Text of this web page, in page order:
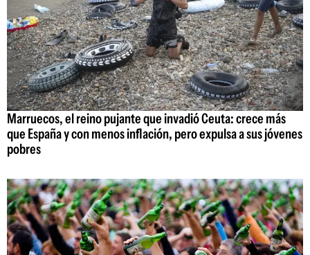
Marruecos, el reino pujante que invadió Ceuta: crece más
que España y con menos inflación, pero expulsa a sus jóvenes
pobres